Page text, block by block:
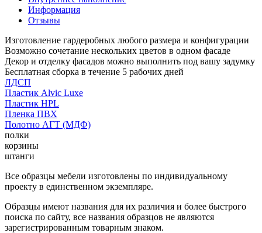
Информация
Отзывы
Изготовление гардеробных любого размера и конфигурации
Возможно сочетание нескольких цветов в одном фасаде
Декор и отделку фасадов можно выполнить под вашу задумку
Бесплатная сборка в течение 5 рабочих дней
ЛДСП
Пластик Alvic Luxe
Пластик HPL
Пленка ПВХ
Полотно АГТ (МДФ)
полки
корзины
штанги
Все образцы мебели изготовлены по индивидуальному
проекту в единственном экземпляре.
Образцы имеют названия для их различия и более быстрого
поиска по сайту, все названия образцов не являются
зарегистрированным товарным знаком.